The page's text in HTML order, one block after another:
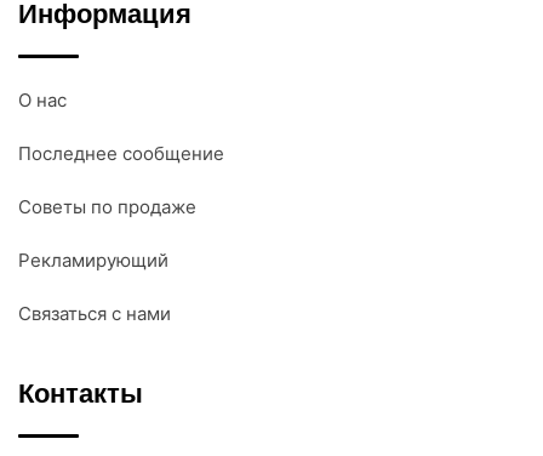
Информация
О нас
Последнее сообщение
Советы по продаже
Рекламирующий
Связаться с нами
Контакты